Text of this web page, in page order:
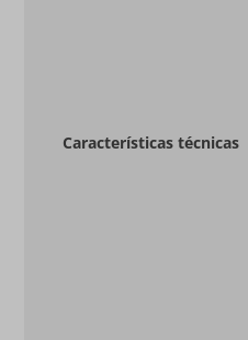
Características técnicas